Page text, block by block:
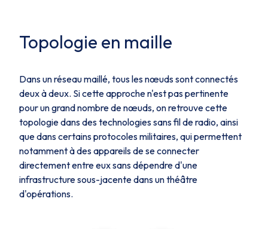
Topologie en maille
Dans un réseau maillé, tous les nœuds sont connectés
deux à deux. Si cette approche n'est pas pertinente
pour un grand nombre de nœuds, on retrouve cette
topologie dans des technologies sans fil de radio, ainsi
que dans certains protocoles militaires, qui permettent
notamment à des appareils de se connecter
directement entre eux sans dépendre d'une
infrastructure sous-jacente dans un théâtre
d'opérations.